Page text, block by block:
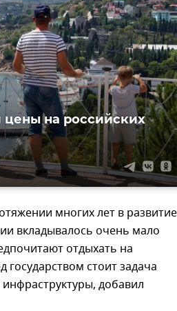
цены на российских
многих лет в развитие
вкладывалось очень мало
отдыхать на
государством стоит задача
добавил